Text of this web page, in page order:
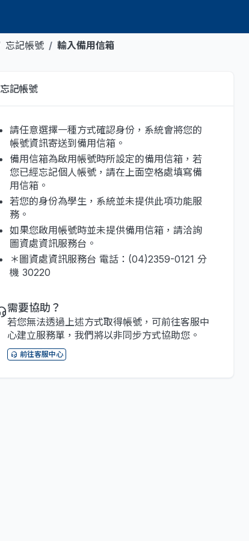
忘記帳號 輸入備用信箱
忘記帳號
請任意選擇一種方式確認身份，系統會將您的
帳號資訊寄送到備用信箱。
備用信箱為啟用帳號時所設定的備用信箱，若
您已經忘記個人帳號，請在上面空格處填寫備
用信箱。
若您的身份為學生，系統並未提供此項功能服
務。
如果您啟用帳號時並未提供備用信箱，請洽詢
圖資處資訊服務台。
＊圖資處資訊服務台 電話：(04)2359-0121 分
機 30220
需要協助？
若您無法透過上述方式取得帳號，可前往客服中
心建立服務單，我們將以非同步方式協助您。
前往客服中心